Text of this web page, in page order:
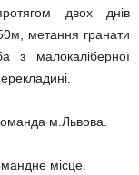
двох днів
метання гранати
з малокаліберної
м.Львова.
місце.